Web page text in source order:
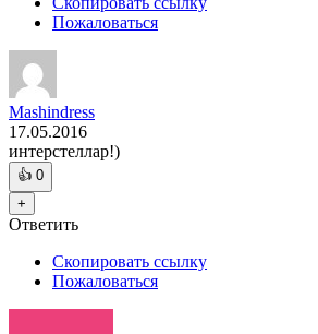
Пожаловаться
Mashindress
17.05.2016
интерстеллар!)
👍 0
+
Ответить
Скопировать ссылку
Пожаловаться